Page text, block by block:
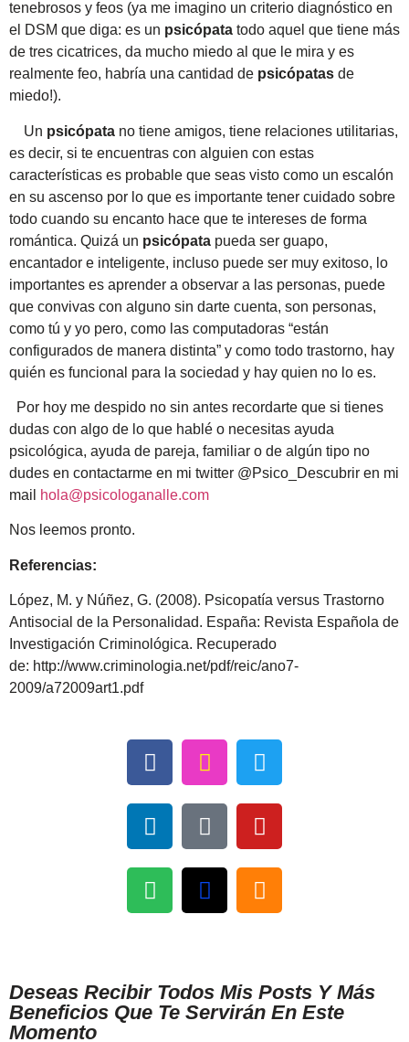
tenebrosos y feos (ya me imagino un criterio diagnóstico en
el DSM que diga: es un psicópata todo aquel que tiene más
de tres cicatrices, da mucho miedo al que le mira y es
realmente feo, habría una cantidad de psicópatas de
miedo!).
Un psicópata no tiene amigos, tiene relaciones utilitarias,
es decir, si te encuentras con alguien con estas
características es probable que seas visto como un escalón
en su ascenso por lo que es importante tener cuidado sobre
todo cuando su encanto hace que te intereses de forma
romántica. Quizá un psicópata pueda ser guapo,
encantador e inteligente, incluso puede ser muy exitoso, lo
importantes es aprender a observar a las personas, puede
que convivas con alguno sin darte cuenta, son personas,
como tú y yo pero, como las computadoras “están
configurados de manera distinta” y como todo trastorno, hay
quién es funcional para la sociedad y hay quien no lo es.
Por hoy me despido no sin antes recordarte que si tienes
dudas con algo de lo que hablé o necesitas ayuda
psicológica, ayuda de pareja, familiar o de algún tipo no
dudes en contactarme en mi twitter @Psico_Descubrir en mi
mail
hola@psicologanalle.com
Nos leemos pronto.
Referencias:
López, M. y Núñez, G. (2008). Psicopatía versus Trastorno
Antisocial de la Personalidad. España: Revista Española de
Investigación Criminológica. Recuperado
de: http://www.criminologia.net/pdf/reic/ano7-
2009/a72009art1.pdf
Deseas Recibir Todos Mis Posts Y Más
Beneficios Que Te Servirán En Este
Momento